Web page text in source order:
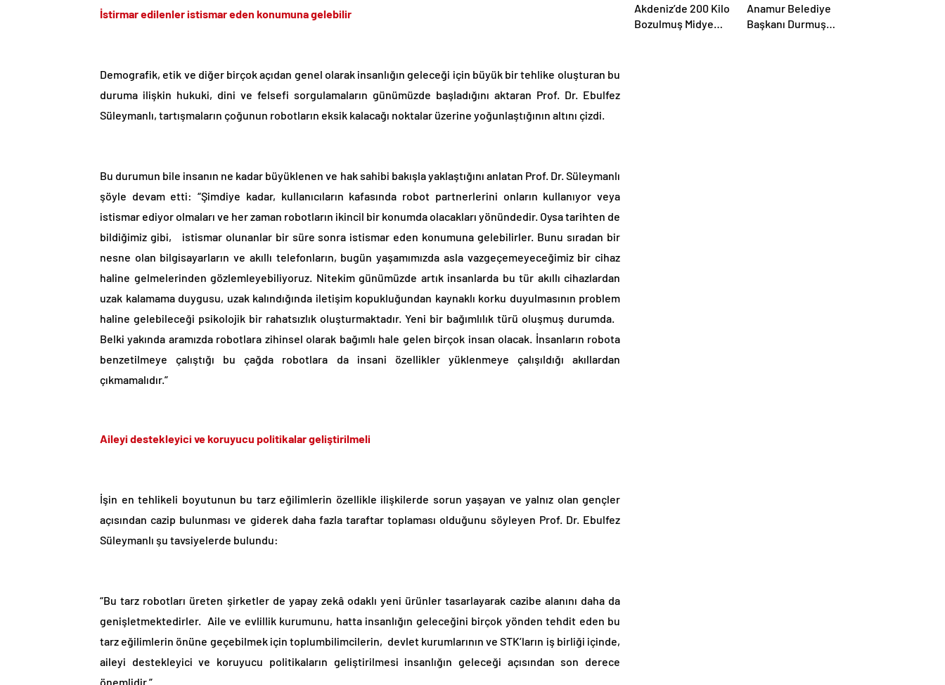
İstirmar edilenler istismar eden konumuna gelebilir
Demografik, etik ve diğer birçok açıdan genel olarak insanlığın geleceği için büyük bir tehlike oluşturan bu
duruma ilişkin hukuki, dini ve felsefi sorgulamaların günümüzde başladığını aktaran Prof. Dr. Ebulfez
Süleymanlı, tartışmaların çoğunun robotların eksik kalacağı noktalar üzerine yoğunlaştığının altını çizdi.
Bu durumun bile insanın ne kadar büyüklenen ve hak sahibi bakışla yaklaştığını anlatan Prof. Dr. Süleymanlı
şöyle devam etti: “Şimdiye kadar, kullanıcıların kafasında robot partnerlerini onların kullanıyor veya
istismar ediyor olmaları ve her zaman robotların ikincil bir konumda olacakları yönündedir. Oysa tarihten de
bildiğimiz gibi, istismar olunanlar bir süre sonra istismar eden konumuna gelebilirler. Bunu sıradan bir
nesne olan bilgisayarların ve akıllı telefonların, bugün yaşamımızda asla vazgeçemeyeceğimiz bir cihaz
haline gelmelerinden gözlemleyebiliyoruz. Nitekim günümüzde artık insanlarda bu tür akıllı cihazlardan
uzak kalamama duygusu, uzak kalındığında iletişim kopukluğundan kaynaklı korku duyulmasının problem
haline gelebileceği psikolojik bir rahatsızlık oluşturmaktadır. Yeni bir bağımlılık türü oluşmuş durumda.
Belki yakında aramızda robotlara zihinsel olarak bağımlı hale gelen birçok insan olacak. İnsanların robota
benzetilmeye çalıştığı bu çağda robotlara da insani özellikler yüklenmeye çalışıldığı akıllardan
çıkmamalıdır.”
Aileyi destekleyici ve koruyucu politikalar geliştirilmeli
İşin en tehlikeli boyutunun bu tarz eğilimlerin özellikle ilişkilerde sorun yaşayan ve yalnız olan gençler
açısından cazip bulunması ve giderek daha fazla taraftar toplaması olduğunu söyleyen Prof. Dr. Ebulfez
Süleymanlı şu tavsiyelerde bulundu:
“Bu tarz robotları üreten şirketler de yapay zekâ odaklı yeni ürünler tasarlayarak cazibe alanını daha da
genişletmektedirler. Aile ve evlillik kurumunu, hatta insanlığın geleceğini birçok yönden tehdit eden bu
tarz eğilimlerin önüne geçebilmek için toplumbilimcilerin, devlet kurumlarının ve STK’ların iş birliği içinde,
aileyi destekleyici ve koruyucu politikaların geliştirilmesi insanlığın geleceği açısından son derece
önemlidir.”
Akdeniz’de 200 Kilo
Bozulmuş Midye
Anamur Belediye
Başkanı Durmuş